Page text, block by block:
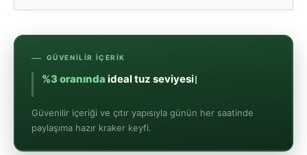
GÜVENILIR İÇERIK
%3 oranında ideal tuz seviyesi
Güvenilir içeriği ve çıtır yapısıyla günün her saatinde
paylaşıma hazır kraker keyfi.